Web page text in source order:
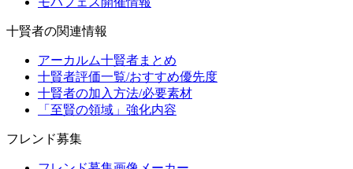
十賢者の関連情報
アーカルム十賢者まとめ
十賢者評価一覧/おすすめ優先度
十賢者の加入方法/必要素材
「至賢の領域」強化内容
フレンド募集